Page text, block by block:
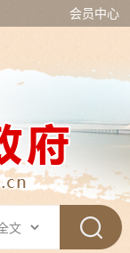
会员中心